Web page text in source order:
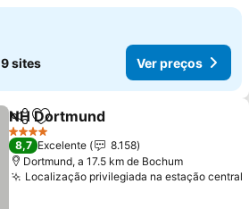
9 sites Ver preços
PartilharAdicionar aos favoritos
NH Dortmund
4 Estrelas
8,7 Excelente
8.158
Dortmund, a 17.5 km de Bochum
Localização privilegiada na estação central